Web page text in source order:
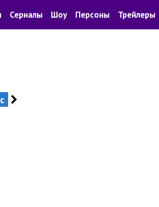
Сериалы Шоу Персоны Трейлеры